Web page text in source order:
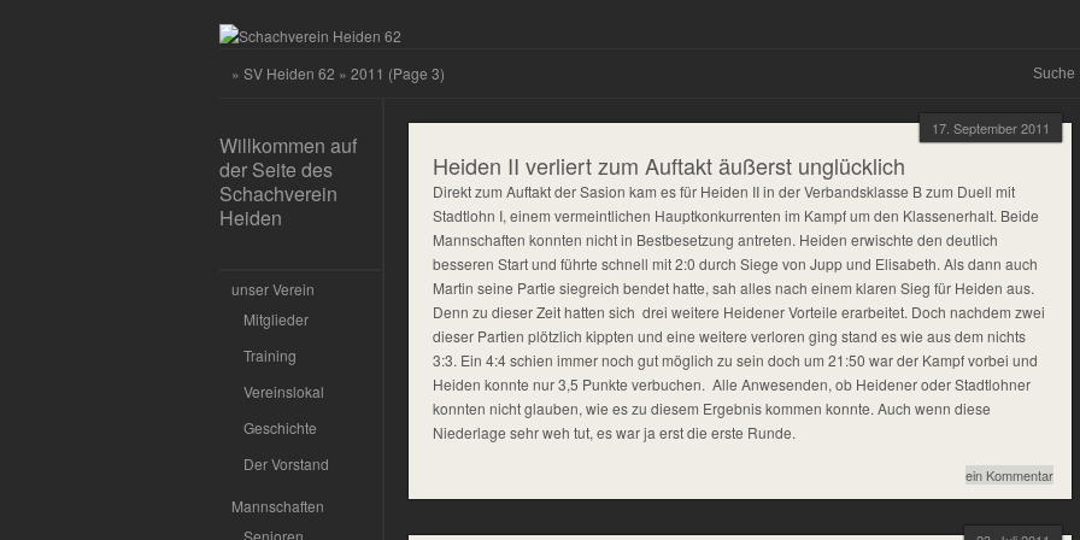
» SV Heiden 62 » 2011 (Page 3)
Willkommen auf
der Seite des
Schachverein
Heiden
unser Verein
Mitglieder
Training
Vereinslokal
Geschichte
Der Vorstand
Mannschaften
Senioren
17. September 2011
Heiden II verliert zum Auftakt äußerst unglücklich
Direkt zum Auftakt der Sasion kam es für Heiden II in der Verbandsklasse B zum Duell mit
Stadtlohn I, einem vermeintlichen Hauptkonkurrenten im Kampf um den Klassenerhalt. Beide
Mannschaften konnten nicht in Bestbesetzung antreten. Heiden erwischte den deutlich
besseren Start und führte schnell mit 2:0 durch Siege von Jupp und Elisabeth. Als dann auch
Martin seine Partie siegreich bendet hatte, sah alles nach einem klaren Sieg für Heiden aus.
Denn zu dieser Zeit hatten sich drei weitere Heidener Vorteile erarbeitet. Doch nachdem zwei
dieser Partien plötzlich kippten und eine weitere verloren ging stand es wie aus dem nichts
3:3. Ein 4:4 schien immer noch gut möglich zu sein doch um 21:50 war der Kampf vorbei und
Heiden konnte nur 3,5 Punkte verbuchen. Alle Anwesenden, ob Heidener oder Stadtlohner
konnten nicht glauben, wie es zu diesem Ergebnis kommen konnte. Auch wenn diese
Niederlage sehr weh tut, es war ja erst die erste Runde.
ein Kommentar